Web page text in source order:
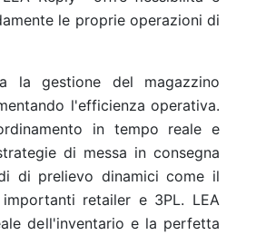
le proprie operazioni di
la gestione del magazzino
l'efficienza operativa.
in tempo reale e
di messa in consegna
di prelievo dinamici come il
retailer e 3PL. LEA
dell'inventario e la perfetta